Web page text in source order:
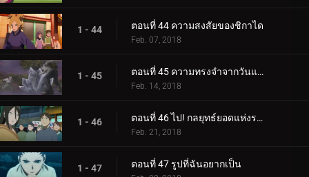
1 - 44 ตอนที่ 44 ความสงสัยของชิกาได
Feb. 07, 2018
1 - 45 ตอนที่ 45 ความทรงจำจากวันแห่งหิมะ
Feb. 14, 2018
1 - 46 ตอนที่ 46 ไป! กลยุทธ์ยอดแห่งราตรี
Feb. 21, 2018
1 - 47 ตอนที่ 47 รูปที่ฉันอยากเป็น